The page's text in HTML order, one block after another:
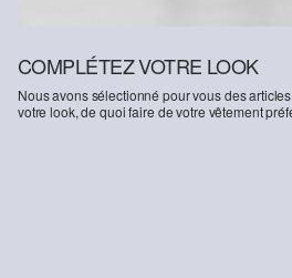
COMPLÉTEZ VOTRE LOOK
Nous avons sélectionné pour vous des
votre look, de quoi faire de votre vêtement